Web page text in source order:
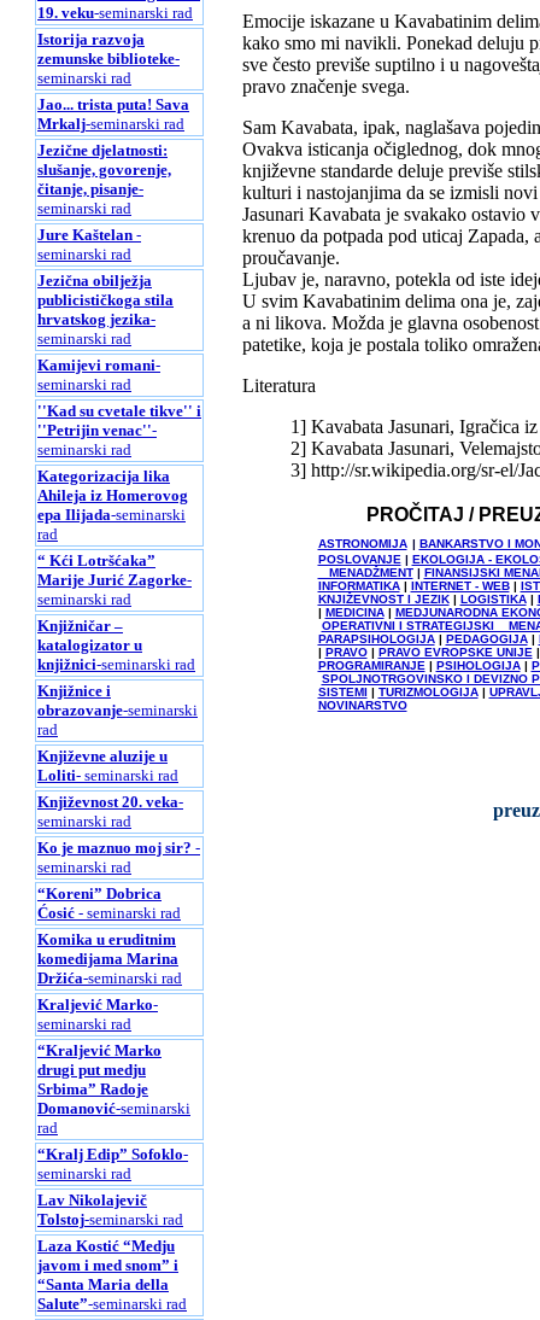
19. veku-seminarski rad
Istorija razvoja
zemunske biblioteke-
seminarski rad
Jao... trista puta! Sava
Mrkalj-seminarski rad
Jezične djelatnosti:
slušanje, govorenje,
čitanje, pisanje-
seminarski rad
Jure Kaštelan -
seminarski rad
Jezična obilježja
publicističkoga stila
hrvatskog jezika-
seminarski rad
Kamijevi romani-
seminarski rad
''Kad su cvetale tikve'' i
''Petrijin venac''-
seminarski rad
Kategorizacija lika
Ahileja iz Homerovog
epa Ilijada-seminarski
rad
“ Kći Lotršćaka”
Marije Jurić Zagorke-
seminarski rad
Knjižničar –
katalogizator u
knjižnici-seminarski rad
Knjižnice i
obrazovanje-seminarski
rad
Književne aluzije u
Loliti- seminarski rad
Književnost 20. veka-
seminarski rad
Ko je maznuo moj sir? -
seminarski rad
“Koreni” Dobrica
Ćosić - seminarski rad
Komika u eruditnim
komedijama Marina
Držića-seminarski rad
Kraljević Marko-
seminarski rad
“Kraljević Marko
drugi put medju
Srbima” Radoje
Domanović-seminarski
rad
“Kralj Edip” Sofoklo-
seminarski rad
Lav Nikolajevič
Tolstoj-seminarski rad
Laza Kostić “Medju
javom i med snom” i
“Santa Maria della
Salute”-seminarski rad
Emocije iskazane u Kavabatinim
kako smo mi navikli. Ponekad deluju
sve često previše suptilno i u
pravo značenje svega.
Sam Kavabata, ipak, naglašava
Ovakva isticanja očiglednog, dok
književne standarde deluje previše
kulturi i nastojanjima da se izmisli
Jasunari Kavabata je svakako ostavio
krenuo da potpada pod uticaj Zapada,
proučavanje.
Ljubav je, naravno, potekla od iste
U svim Kavabatinim delima ona je,
a ni likova. Možda je glavna
patetike, koja je postala toliko
Literatura
1] Kavabata Jasunari, Igračica
2] Kavabata Jasunari,
3] http://sr.wikipedia.org/sr-el/
PROČITAJ /
ASTRONOMIJA | BANKARSTVO I
POSLOVANJE | EKOLOGIJA -
MENADŽMENT | FINANSIJSKI
INFORMATIKA| INTERNET - WEB|
KNJIŽEVNOST I JEZIK| LOGISTIKA|
| MEDICINA| MEDJUNARODNA
OPERATIVNI I STRATEGIJSKI
PARAPSIHOLOGIJA| PEDAGOGIJA|
| PRAVO| PRAVO EVROPSKE UNIJE
PROGRAMIRANJE | PSIHOLOGIJA|
SPOLJNOTRGOVINSKO I DEVIZNO
SISTEMI| TURIZMOLOGIJA|
NOVINARSTVO